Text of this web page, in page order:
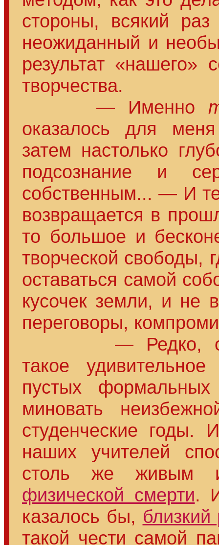
стороны, всякий
неожиданный и
результат «нашего»
творчества.
— Именно
оказалось для
затем настолько
подсознание и
собственным... — И
возвращается в
то большое и
творческой свободы,
оставаться самой
кусочек земли, и не
переговоры,
— Редко,
такое
пустых
миновать
студенческие
наших учителей
столь же живым
физической смерти.
казалось бы, близкий
такой чести самой